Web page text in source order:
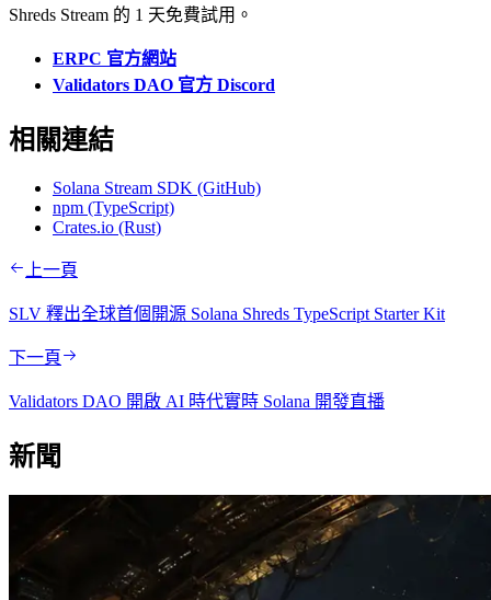
Shreds Stream 的 1 天免費試用。
ERPC 官方網站
Validators DAO 官方 Discord
相關連結
Solana Stream SDK (GitHub)
npm (TypeScript)
Crates.io (Rust)
上一頁
SLV 釋出全球首個開源 Solana Shreds TypeScript Starter Kit
下一頁
Validators DAO 開啟 AI 時代實時 Solana 開發直播
新聞